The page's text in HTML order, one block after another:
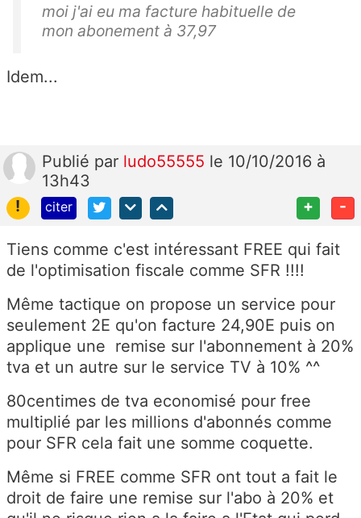
moi j'ai eu ma facture habituelle de
mon abonement à 37,97
Idem...
Publié par ludo55555 le 10/10/2016 à
13h43
!
citer + -
Tiens comme c'est intéressant FREE qui fait
de l'optimisation fiscale comme SFR !!!!
Même tactique on propose un service pour
seulement 2E qu'on facture 24,90E puis on
applique une remise sur l'abonnement à 20%
tva et un autre sur le service TV à 10% ^^
80centimes de tva economisé pour free
multiplié par les millions d'abonnés comme
pour SFR cela fait une somme coquette.
Même si FREE comme SFR ont tout a fait le
droit de faire une remise sur l'abo à 20% et